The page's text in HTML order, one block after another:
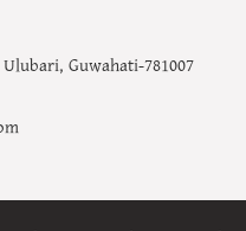
Guwahati-781007